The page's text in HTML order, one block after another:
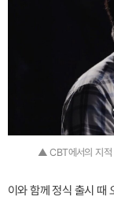
▲ CBT에서의 지적
이와 함께 정식 출시 때